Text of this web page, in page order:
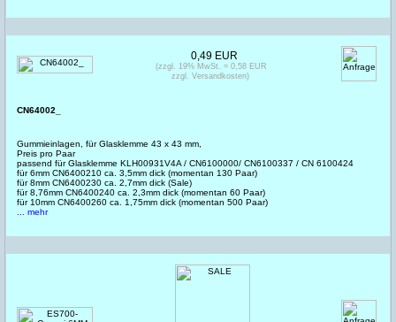
CN64002_
Gummieinlagen, für Glasklemme 43 x 43 mm,
Preis pro Paar
passend für Glasklemme KLH00931V4A / CN6100000/ CN6100337 / CN 6100424
für 6mm CN6400210 ca. 3,5mm dick (momentan 130 Paar)
für 8mm CN6400230 ca. 2,7mm dick (Sale)
für 8,76mm CN6400240 ca. 2,3mm dick (momentan 60 Paar)
für 10mm CN6400260 ca. 1,75mm dick (momentan 500 Paar)
... mehr
0,49 EUR
(zzgl. 19% MwSt. = 0,58 EUR
zzgl. Versandkosten)